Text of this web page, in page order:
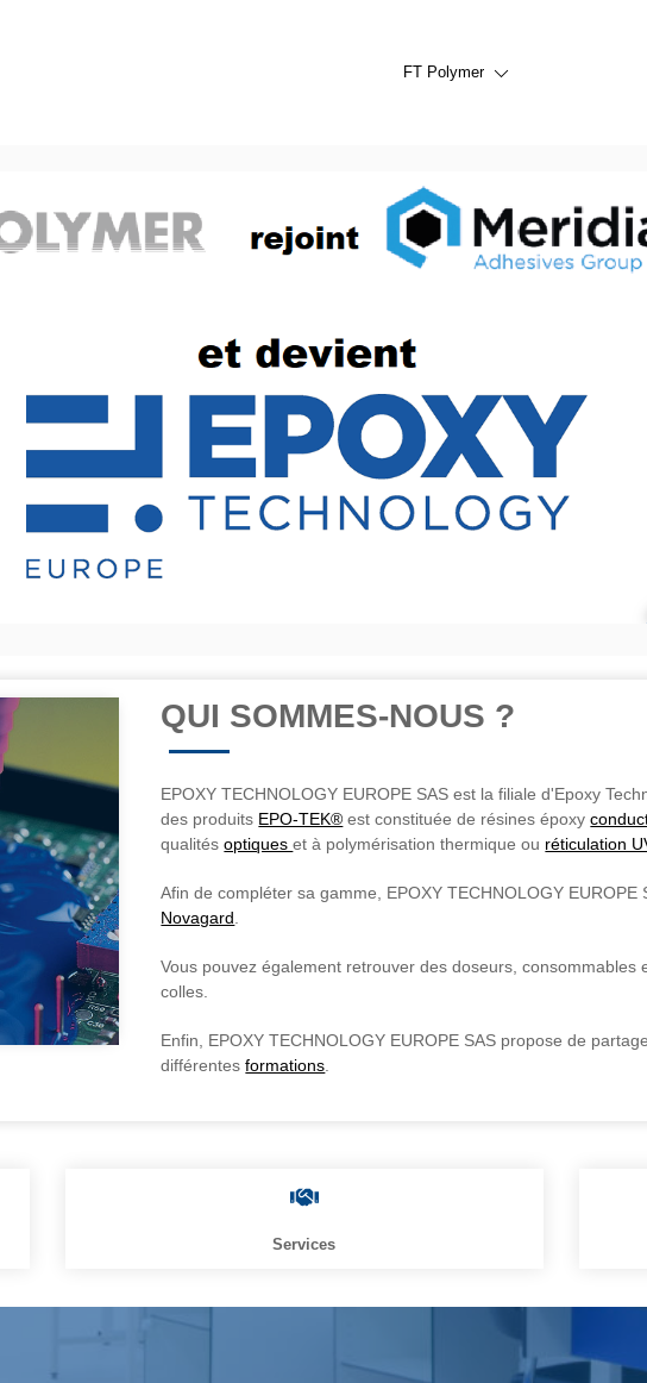
FT Polymer
QUI SOMMES-NOUS ?
EPOXY TECHNOLOGY EUROPE SAS est la filiale d'Epoxy
des produits EPO-TEK® est constituée de résines époxy
qualitésoptiqueset à polymérisation thermique ou réticulation
Afin de compléter sa gamme, EPOXY TECHNOLOGY
Novagard.
Vous pouvez également retrouver des doseurs,
colles.
Enfin, EPOXY TECHNOLOGY EUROPE SAS propose de
différentesformations.
Services